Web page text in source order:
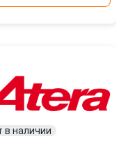
в наличии